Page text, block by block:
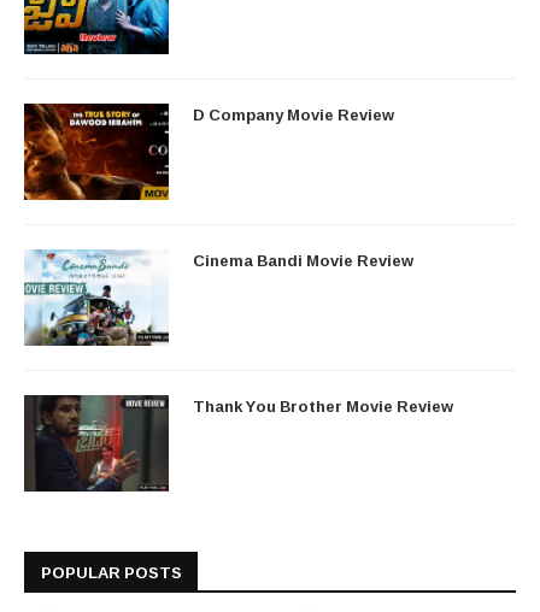
D Company Movie Review
Cinema Bandi Movie Review
Thank You Brother Movie Review
POPULAR POSTS